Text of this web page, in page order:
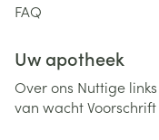
FAQ
Uw apotheek
Over ons Nuttige links
van wachtVoorschrift